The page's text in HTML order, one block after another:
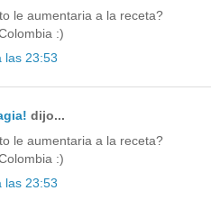
le aumentaria a la receta?
:)
las 23:53
dijo...
le aumentaria a la receta?
:)
las 23:53